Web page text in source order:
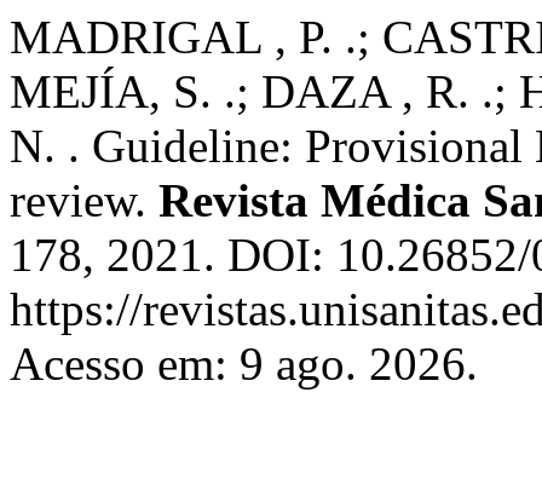
MADRIGAL , P. .;
MEJÍA, S. .; DAZA , R. .;
N. . Guideline:
review. Revista Médica
178, 2021. DOI:
https://
Acesso em: 9 ago. 2026.